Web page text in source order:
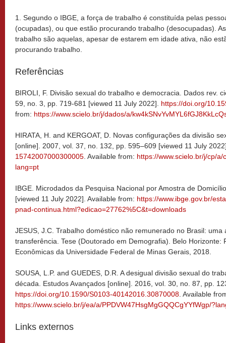
1. Segundo o IBGE, a força de trabalho é constituída pelas
(ocupadas), ou que estão procurando trabalho (desocupadas).
trabalho são aquelas, apesar de estarem em idade ativa, não
procurando trabalho.
Referências
BIROLI, F. Divisão sexual do trabalho e democracia. Dados rev.
59, no. 3, pp. 719-681 [viewed 11 July 2022]. https://doi.org/
from: https://www.scielo.br/j/dados/a/
HIRATA, H. and KERGOAT, D. Novas configurações da divisão
[online]. 2007, vol. 37, no. 132, pp. 595–609 [viewed 11 July
15742007000300005 . Available from: https://www.scielo.br/j/cp/
lang=pt
IBGE. Microdados da Pesquisa Nacional por Amostra de
[viewed 11 July 2022]. Available from: https://www.ibge.gov.br/
pnad-continua.html?edicao=27762%5C&t=downloads
JESUS, J.C. Trabalho doméstico não remunerado no Brasil:
transferência. Tese (Doutorado em Demografia). Belo Horizonte:
Econômicas da Universidade Federal de Minas Gerais, 2018.
SOUSA, L.P. and GUEDES, D.R. A desigual divisão sexual do
década. Estudos Avançados [online]. 2016, vol. 30, no. 87, pp.
https://doi.org/10.1590/S0103-40142016.30870008 . Available
https://www.scielo.br/j/ea/a/PPDVW47HsgMgGQQCgYYfWgp/
Links externos